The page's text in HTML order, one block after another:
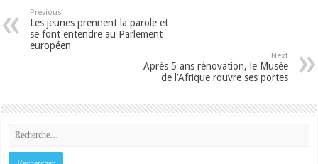
Previous
Les jeunes prennent la parole et
se font entendre au Parlement
européen
Next
Après 5 ans rénovation, le Musée
de l’Afrique rouvre ses portes